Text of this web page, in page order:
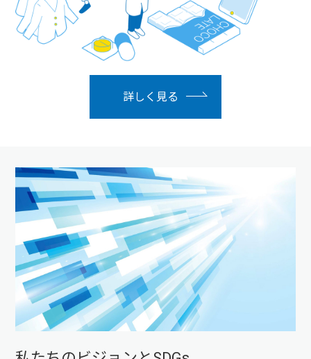
詳しく見る